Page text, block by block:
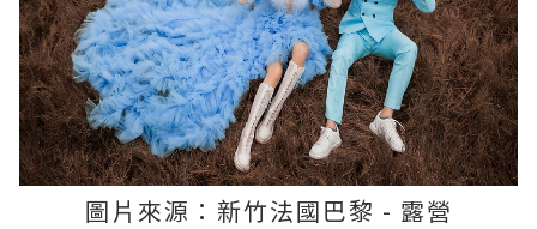
圖片來源：新竹法國巴黎 - 露營